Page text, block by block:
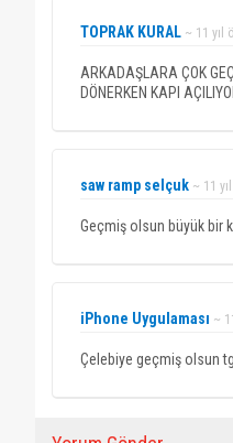
TOPRAK KURAL ~ 11 yıl
ARKADAŞLARA ÇOK
DÖNERKEN KAPI
saw ramp selçuk ~ 11
Geçmiş olsun büyük bir
iPhone Uygulaması ~
Çelebiye geçmiş olsun